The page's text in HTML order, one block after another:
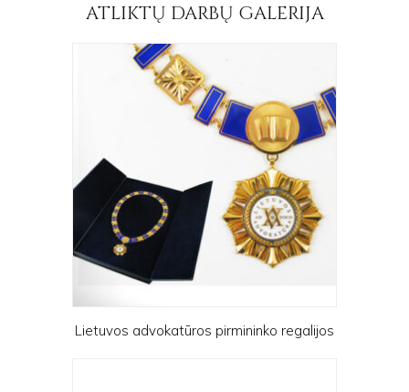
ATLIKTŲ DARBŲ GALERIJA
Lietuvos advokatūros pirmininko regalijos